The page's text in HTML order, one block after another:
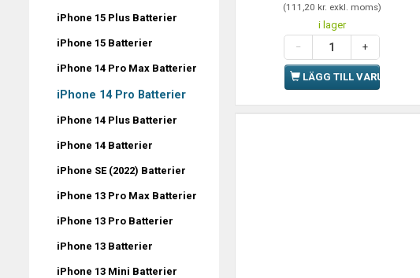
iPhone 15 Plus Batterier
iPhone 15 Batterier
iPhone 14 Pro Max Batterier
iPhone 14 Pro Batterier
iPhone 14 Plus Batterier
iPhone 14 Batterier
iPhone SE (2022) Batterier
iPhone 13 Pro Max Batterier
iPhone 13 Pro Batterier
iPhone 13 Batterier
iPhone 13 Mini Batterier
(111,20 kr. exkl. moms)
i lager
LÄGG TILL VARUKORGEN